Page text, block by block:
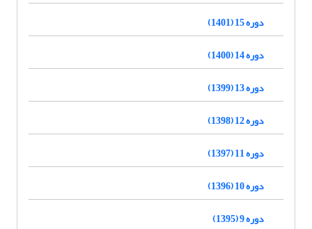
دوره 15 (1401)
دوره 14 (1400)
دوره 13 (1399)
دوره 12 (1398)
دوره 11 (1397)
دوره 10 (1396)
دوره 9 (1395)